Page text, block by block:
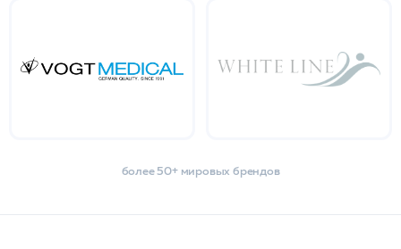
более 50+ мировых брендов